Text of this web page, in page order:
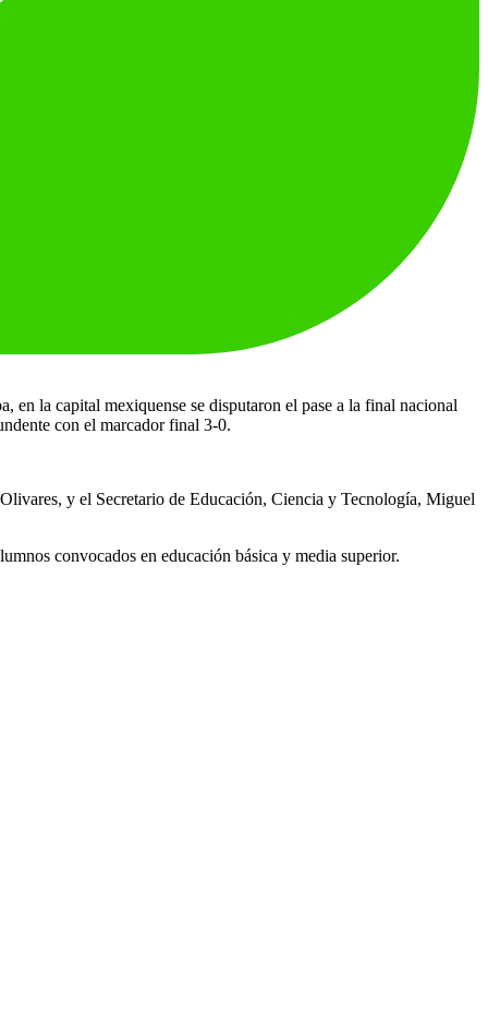
la capital mexiquense se disputaron el pase a la final nacional
con el marcador final 3-0.
y el Secretario de Educación, Ciencia y Tecnología, Miguel
convocados en educación básica y media superior.